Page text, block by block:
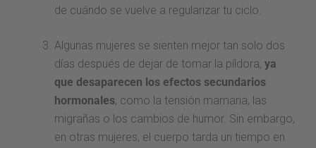
de cuándo se vuelve a regularizar tu ciclo.
Algunas mujeres se sienten mejor tan solo dos
días después de dejar de tomar la píldora, ya
que desaparecen los efectos secundarios
hormonales, como la tensión mamaria, las
migrañas o los cambios de humor. Sin embargo,
en otras mujeres, el cuerpo tarda un tiempo en